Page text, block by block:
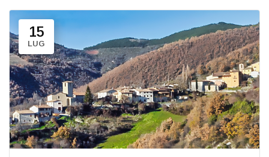
15
LUG